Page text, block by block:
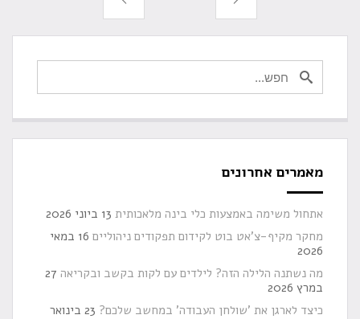
מאמרים אחרונים
אתחול משימה באמצעות כלי בינה מלאכותית 13 ביוני 2026
מחקר מקיף-צ'אט בוט לקידום תפקודים ניהוליים
16 במאי
מה נשתנה הלילה הזה? לילדים עם לקות בקשב ובקריאה 27
כיצד לארגן את 'שולחן העבודה' במחשב שלכם?
23 בינואר